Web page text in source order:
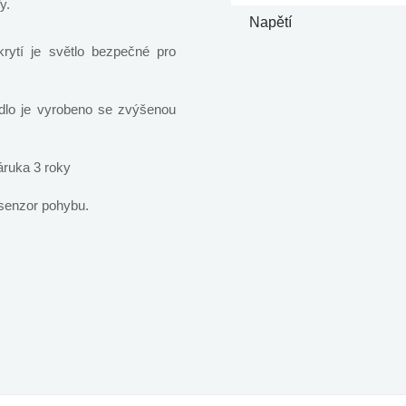
je světlo bezpečné pro
je vyrobeno se zvýšenou
3 roky
pohybu.
Napětí